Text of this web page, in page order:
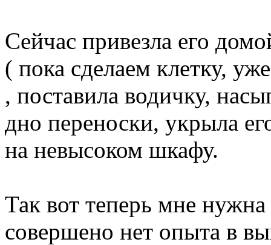
Сейчас привезла его
( пока сделаем клетку,
, поставила водичку,
дно переноски, укрыла
на невысоком шкафу.
Так вот теперь мне
совершено нет опыта в